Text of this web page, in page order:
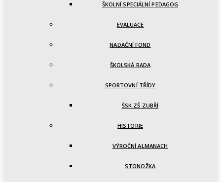
ŠKOLNÍ SPECIÁLNÍ PEDAGOG
EVALUACE
NADAČNÍ FOND
ŠKOLSKÁ RADA
SPORTOVNÍ TŘÍDY
ŠSK ZŠ ZUBŘÍ
HISTORIE
VÝROČNÍ ALMANACH
STONOŽKA